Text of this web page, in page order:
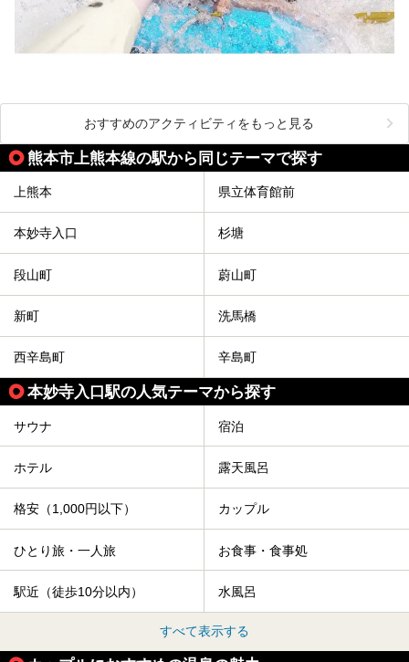
おすすめのアクティビティをもっと見る
熊本市上熊本線の駅から同じテーマで探す
上熊本 県立体育館前
本妙寺入口 杉塘
段山町 蔚山町
新町 洗馬橋
西辛島町 辛島町
本妙寺入口駅の人気テーマから探す
サウナ 宿泊
ホテル 露天風呂
格安（1,000円以下） カップル
ひとり旅・一人旅 お食事・食事処
駅近（徒歩10分以内） 水風呂
すべて表示する